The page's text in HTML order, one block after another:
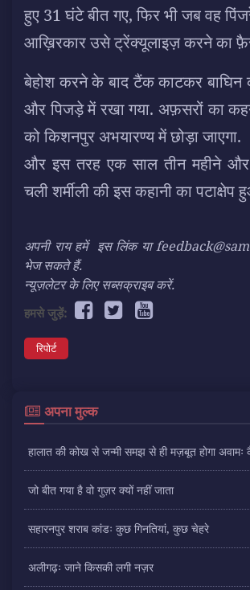
हुए 31 घंटे बीत गए, फिर भी जब वह
आख़िरकार उसे ट्रेंक्यूलाइज़ करने का
बेहोश करने के बाद टैंक काटकर बाघिन
और पिजड़े में रखा गया. अफ़सरों का
को किशनपुर अभयारण्य में छोड़ा जाएगा.
और इस तरह एक साल तीन महीने और
चली शर्मीली की इस कहानी का पटाक्षेप
अपनी राय हमें इस लिंक या
भेज सकते हैं.
न्यूज़लेटर के लिए सब्सक्राइब करें.
हमसे जुड़ें:
रिपोर्ट
अपना मुल्क
हालात की कोख से जन्मी समझ से ही मज़बूत होगा
जो बीत गया है वो गुज़र क्यों नहीं जाता
सहारनपुर शराब कांडः कुछ गिनतियां, कुछ चेहरे
अलीगढ़ः जाने किसकी लगी नज़र